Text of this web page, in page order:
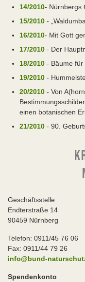
14/2010- Nürnbergs
15/2010 -
16/2010- Mit Gott
17/2010 - Der
18/2010 - Bäume
19/2010 -
20/2010 - Von
einen botanischen
21/2010 - 90.
Geschäftsstelle
Endterstraße 14
90459 Nürnberg
Telefon: 0911/45 76 06
Fax: 0911/44 79 26
info@bund-
Spendenkonto